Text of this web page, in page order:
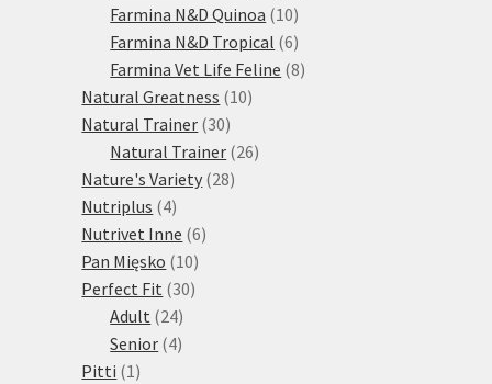
Farmina N&D Quinoa 1010
produktů
Farmina N&D Tropical 66
produktů
Farmina Vet Life Feline 88
Natural Greatness 1010
Natural Trainer 3030
produktů
Natural Trainer 2626
Nature's Variety 2828
Nutriplus 44
produkty
Nutrivet Inne 66
Pan Mięsko 1010
produktů
Perfect Fit 3030
Adult 2424
produktů
Senior 44
Pitti 1 1